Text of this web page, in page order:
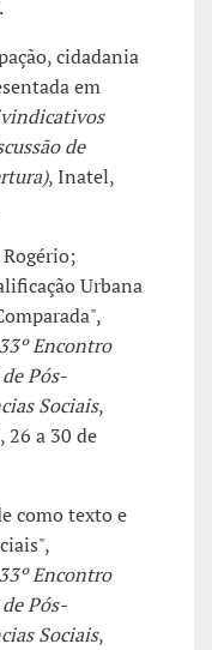
cidadania
em
de
, Inatel,
Urbana
33º Encontro
Pós-
Sociais,
26 a 30 de
como texto e
33º Encontro
Pós-
Sociais,